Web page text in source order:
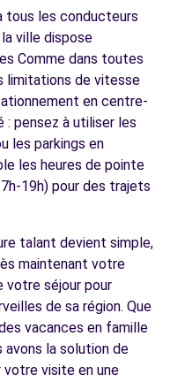
tous les conducteurs
ville dispose
Comme dans toutes
limitations de vitesse
en centre-
pensez à utiliser les
les parkings en
les heures de pointe
19h) pour des trajets
talant devient simple,
maintenant votre
votre séjour pour
de sa région. Que
vacances en famille
avons la solution de
visite en une